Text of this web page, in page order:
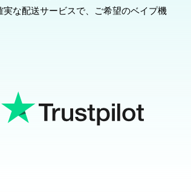
な配送サービスで、ご希望のベイプ機